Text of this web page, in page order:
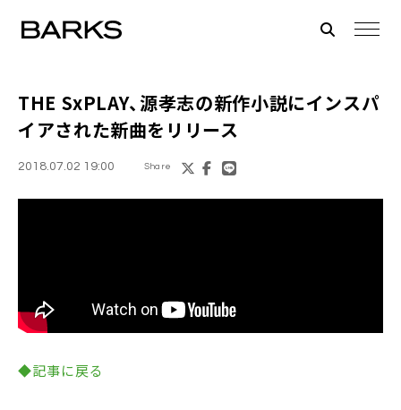
THE SxPLAY、源孝志の新作小説にインスパ
イアされた新曲をリリース
2018.07.02 19:00 Share
◆記事に戻る